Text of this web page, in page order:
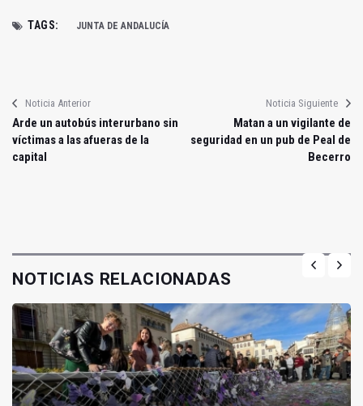
TAGS: JUNTA DE ANDALUCÍA
Noticia Anterior
Arde un autobús interurbano sin
víctimas a las afueras de la
capital
Noticia Siguiente
Matan a un vigilante de
seguridad en un pub de Peal de
Becerro
NOTICIAS RELACIONADAS